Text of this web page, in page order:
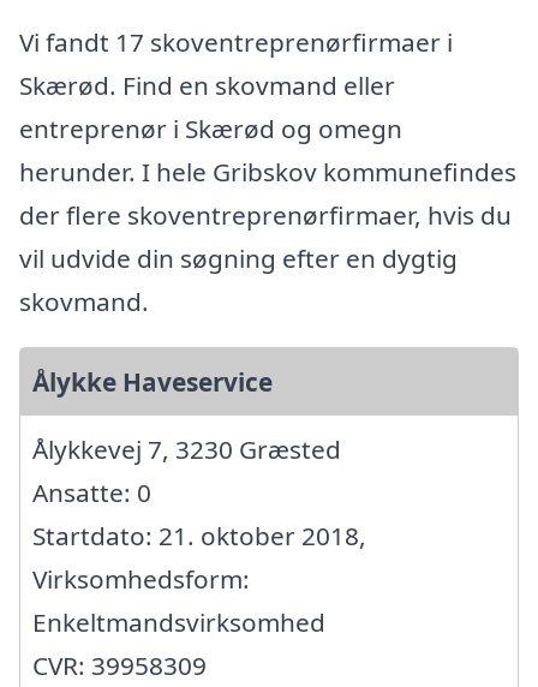
Vi fandt 17 skoventreprenørfirmaer i
Skærød. Find en skovmand eller
entreprenør i Skærød og omegn
herunder. I hele Gribskov kommunefindes
der flere skoventreprenørfirmaer, hvis du
vil udvide din søgning efter en dygtig
skovmand.
Ålykke Haveservice
Ålykkevej 7, 3230 Græsted
Ansatte: 0
Startdato: 21. oktober 2018,
Virksomhedsform:
Enkeltmandsvirksomhed
CVR: 39958309